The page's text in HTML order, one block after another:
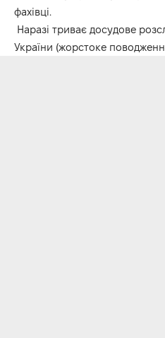
фахівці.
Наразі триває досудове
України (жорстоке